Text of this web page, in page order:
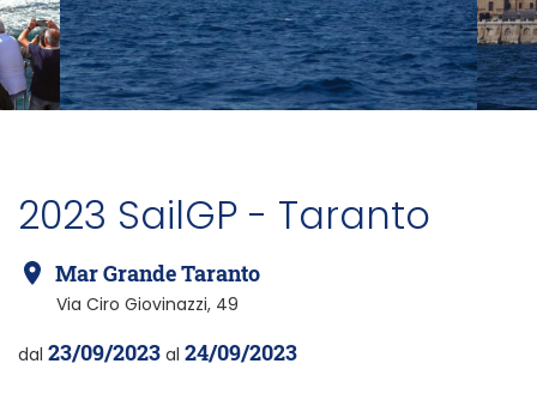
2023 SailGP - Taranto
Mar Grande Taranto
Via Ciro Giovinazzi, 49
dal 23/09/2023 al 24/09/2023